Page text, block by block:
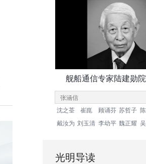
舰船通信专家陆建勋
沈之荃 崔崑 顾诵芬 苏哲子
戴汝为 刘玉清 李幼平 魏正耀
光明导读